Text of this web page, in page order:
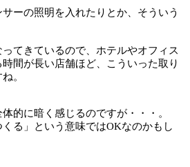
ーの照明を入れたりとか、そういう
てきているので、ホテルやオフィス
間が長い店舗ほど、こういった取り
。
的に暗く感じるのですが・・・。
る」という意味ではOKなのかもし